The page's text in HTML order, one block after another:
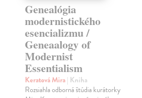
Genealógia
modernistického
esencializmu /
Geneaalogy of
Modernist
Essentialism
Keratová Mira| Kniha
Rozsiahla odborná štúdia kurátorky